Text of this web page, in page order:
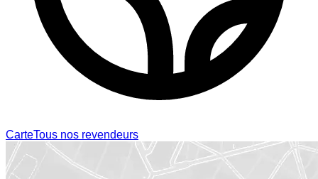
CarteTous nos revendeurs